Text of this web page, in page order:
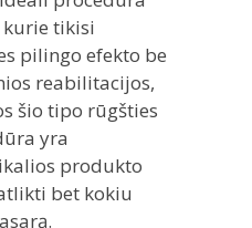
tikisi
pilingo efekto be
reabilitacijos,
šio tipo rūgšties
yra
produkto
bet kokiu